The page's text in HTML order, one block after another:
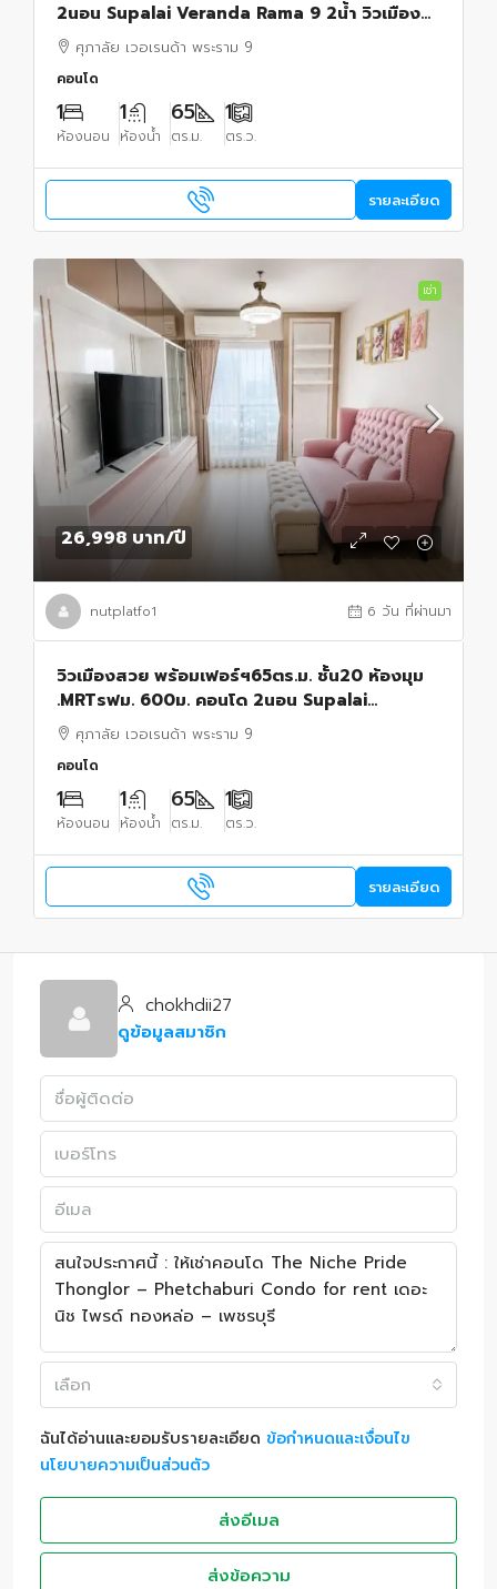
2นอน Supalai Veranda Rama 9 2น้ำ วิวเมือง
สวย พร้อมเฟอร์ฯ
ศุภาลัย เวอเรนด้า พระราม 9
คอนโด
1
ห้องนอน
1
ห้องน้ำ
65
ตร.ม.
1
ตร.ว.
รายละเอียด
เช่า
26,998 บาท/ปี
nutplatfo1 6 วัน ที่ผ่านมา
วิวเมืองสวย พร้อมเฟอร์ฯ65ตร.ม. ชั้น20 ห้องมุม
.MRTรฟม. 600ม. คอนโด 2นอน Supalai
Veranda Rama 9 2น้ำ
ศุภาลัย เวอเรนด้า พระราม 9
คอนโด
1
ห้องนอน
1
ห้องน้ำ
65
ตร.ม.
1
ตร.ว.
รายละเอียด
chokhdii27
ดูข้อมูลสมาชิก
เลือก
ฉันได้อ่านและยอมรับรายละเอียด ข้อกำหนดและเงื่อนไข
นโยบายความเป็นส่วนตัว
ส่งอีเมล
ส่งข้อความ